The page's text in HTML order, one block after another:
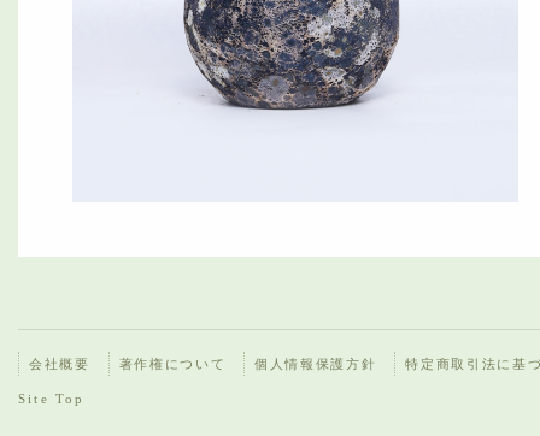
会社概要 著作権について 個人情報保護方針 特定商取引法に基
Site Top